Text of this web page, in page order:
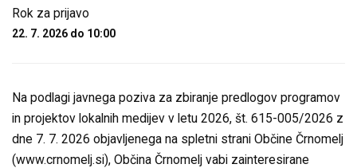
Rok za prijavo
22. 7. 2026 do 10:00
Na podlagi javnega poziva za zbiranje predlogov programov
in projektov lokalnih medijev v letu 2026, št. 615-005/2026 z
dne 7. 7. 2026 objavljenega na spletni strani Občine Črnomelj
(www.crnomelj.si), Občina Črnomelj vabi zainteresirane